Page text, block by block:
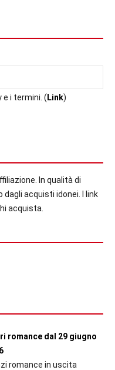
i termini. (Link)
In qualità di
dagli acquisti idonei. I link
acquista.
romance dal 29 giugno
romance in uscita